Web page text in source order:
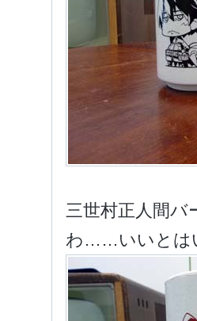
三世村正人間
わ……いいとは